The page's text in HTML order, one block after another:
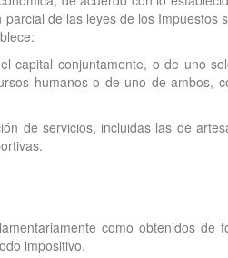
de las leyes de los Impuestos
capital conjuntamente, o de uno
humanos o de uno de ambos,
de servicios, incluidas las de
como obtenidos de
impositivo.